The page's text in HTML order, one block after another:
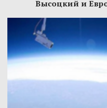
Высоцкий и